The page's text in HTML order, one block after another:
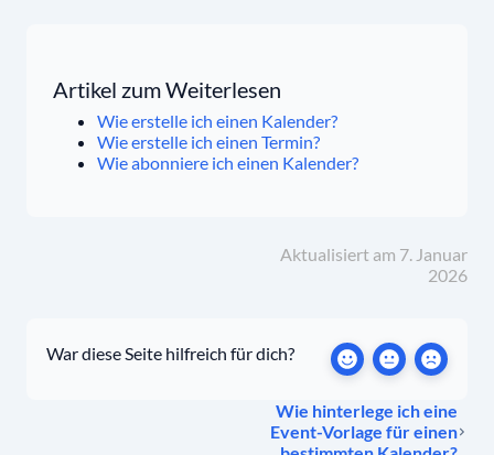
Artikel zum Weiterlesen
Wie erstelle ich einen Kalender?
Wie erstelle ich einen Termin?
Wie abonniere ich einen Kalender?
Aktualisiert am 7. Januar
2026
War diese Seite hilfreich für dich?
Wie hinterlege ich eine
Event-Vorlage für einen